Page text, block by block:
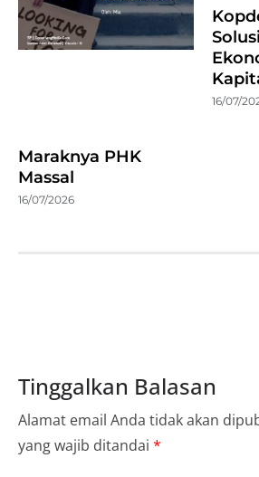
Maraknya PHK
Massal
16/07/2026
16/07/
Tinggalkan Balasan
Alamat email Anda tidak akan
yang wajib ditandai *